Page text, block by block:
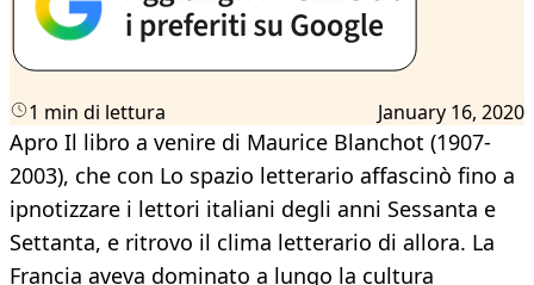
1 min di lettura January 16, 2020
Apro Il libro a venire di Maurice Blanchot (1907-
2003), che con Lo spazio letterario affascinò fino a
ipnotizzare i lettori italiani degli anni Sessanta e
Settanta, e ritrovo il clima letterario di allora. La
Francia aveva dominato a lungo la cultura